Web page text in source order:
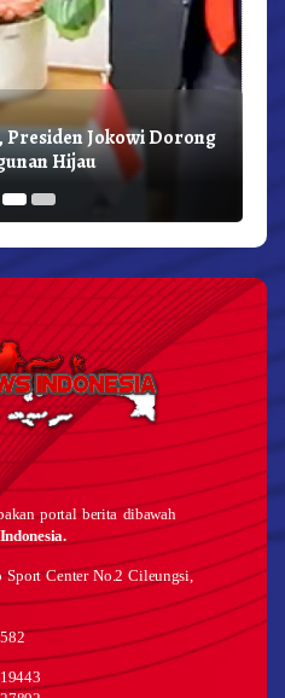
Presiden Jokowi Dorong
Hijau
portal berita dibawah
Center No.2 Cileungsi,